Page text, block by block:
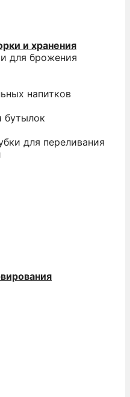
и хранения
для брожения
напитков
бутылок
для переливания